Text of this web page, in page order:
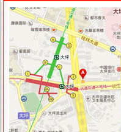
重庆饰知广告传媒有限公司 渝
重庆朗熙贷款咨询有限公司 渝
重庆奎颜尼商贸有限公司 渝中
重庆慧风涂装材料有限公司 渝高
重庆欧氏科技发展有限公司 渝九
重庆盛旗投资咨询有限公司 渝
重庆佳技维科技发展有限公司 渝
上海兆妩贸易有限公司重庆天
工商动态
沙坪坝局以四型模范为指针造“
重庆工商系统充分发扬团结互
南岸局重庆0元注册公司四公里
市免费注册公司局中介处三项措
沙坪坝局抓住“五个关键”0元注
江津局“两手抓”一元注册公司流
彭水局重庆0元注册公司隆重纪